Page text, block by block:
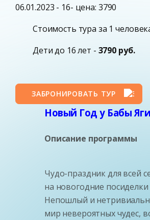
06.01.2023 - 16- цена: 3790
Стоимость тура за 1
Дети до 16 лет - 3790 руб.
ЗАБРОНИРОВАТЬ ТУР
Новый Год у Бабы
Описание программы
Чудо-праздник для всей
на новогодние
Непошлый и
мир невероятных чудес,